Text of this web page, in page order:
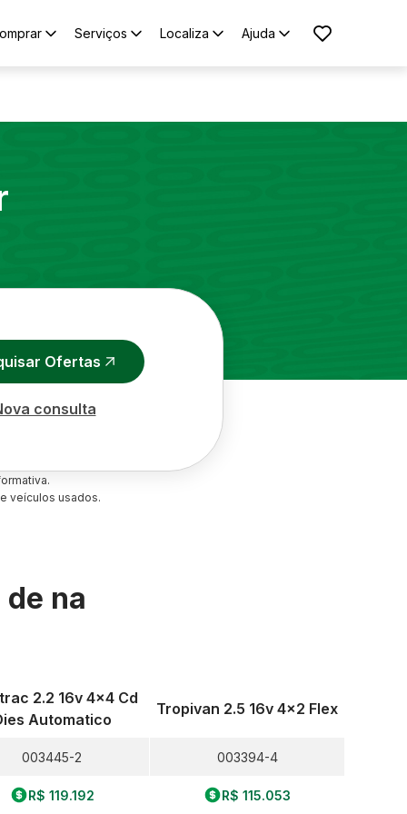
Serviços Localiza Ajuda
Ofertas
consulta
veículos usados.
de na
2.2 16v 4x4 Cd
Automatico
003445-2
R$ 119.192
Tropivan 2.5 16v 4x2 Flex
003394-4
R$ 115.053